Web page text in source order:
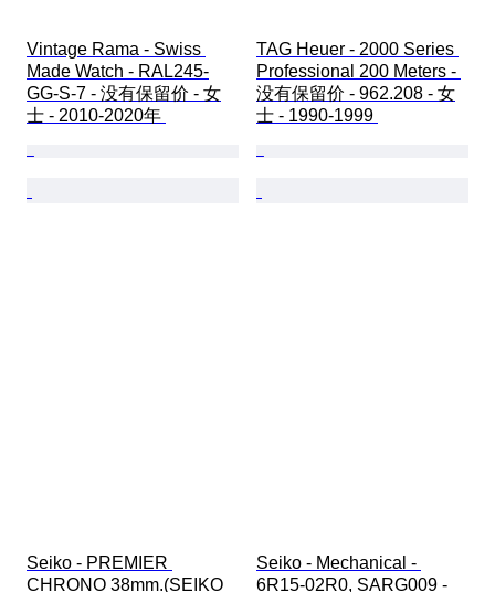
Vintage Rama - Swiss
Made Watch - RAL245-
GG-S-7 - 没有保留价 - 女
士 - 2010-2020年
TAG Heuer - 2000 Series
Professional 200 Meters -
没有保留价 - 962.208 - 女
士 - 1990-1999
Seiko - PREMIER
CHRONO 38mm.(SEIKO
Seiko - Mechanical -
6R15-02R0, SARG009 -